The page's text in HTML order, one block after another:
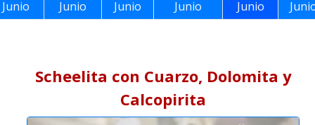
Junio
Junio
Junio
Junio
Junio
Scheelita con Cuarzo, Dolomita y
Calcopirita